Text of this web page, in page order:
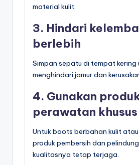
material kulit.
3. Hindari
berlebih
Simpan sepatu di tempat kering
menghindari jamur dan
4. Gunakan
perawatan khusus
Untuk boots berbahan kulit
produk pembersih dan
kualitasnya tetap terjaga.